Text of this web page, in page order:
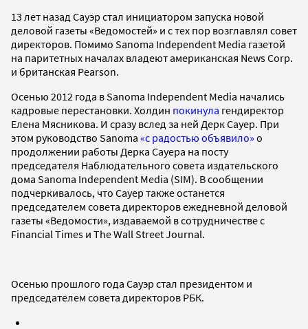
13 лет назад Сауэр стал инициатором запуска новой
деловой газеты «Ведомостей» и с тех пор возглавлял совет
директоров. Помимо Sanoma Independent Media газетой
на паритетных началах владеют американская News Сorp.
и британская Pearson.
Осенью 2012 года в Sanoma Independent Media начались
кадровые перестановки. Холдин покинула гендиректор
Елена Мясникова. И сразу вслед за ней Дерк Сауер. При
этом руководство Sanoma «с радостью объявило» о
продолжении работы Дерка Сауера на посту
председателя Наблюдательного совета издательского
дома Sanoma Independent Media (SIM). В сообщении
подчеркивалось, что Сауер также останется
председателем совета директоров ежедневной деловой
газеты «Ведомости», издаваемой в сотрудничестве с
Financial Times и The Wall Street Journal.
Осенью прошлого года Сауэр стал президентом и
председателем совета директоров РБК.